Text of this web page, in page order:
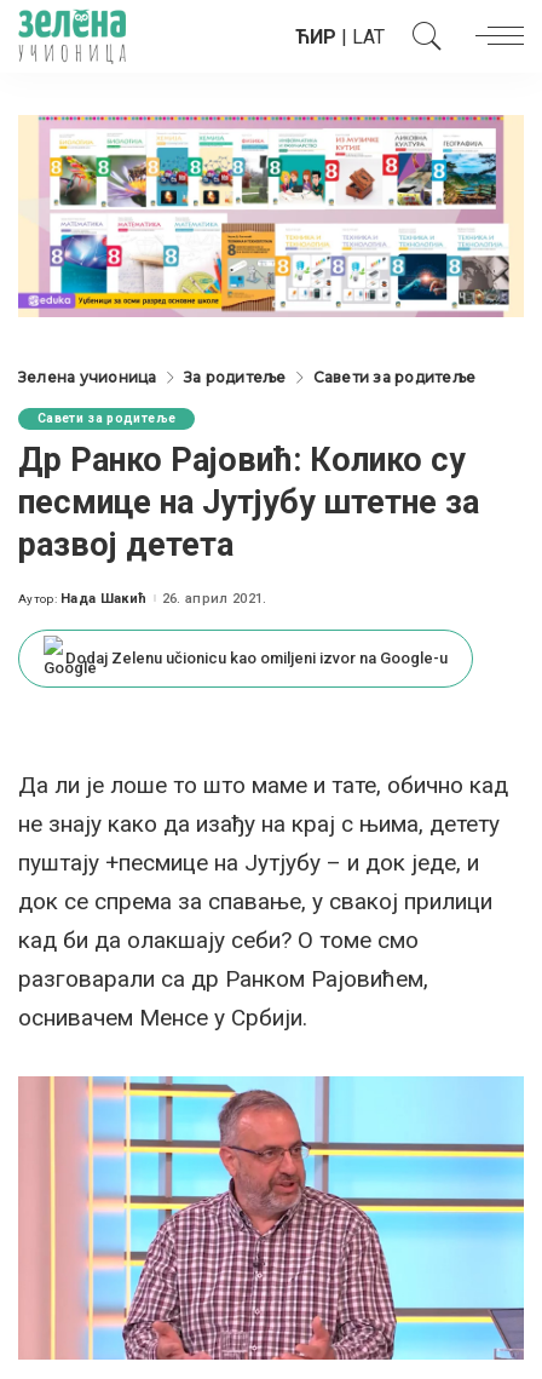
ЋИР | LAT
Зелена учионица За родитеље Савети за родитеље
Савети за родитеље
Др Ранко Рајовић: Колико су
песмице на Јутјубу штетне за
развој детета
Posted
Аутор: Нада Шакић 26. април 2021.
Dodaj Zelenu učionicu kao omiljeni izvor na Google-u
Да ли је лоше то што маме и тате, обично кад
не знају како да изађу на крај с њима, детету
пуштају +песмице на Јутјубу – и док једе, и
док се спрема за спавање, у свакој прилици
кад би да олакшају себи? О томе смо
разговарали са др Ранком Рајовићем,
оснивачем Менсе у Србији.